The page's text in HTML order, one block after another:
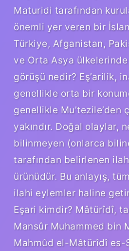
Maturidi tarafından
önemli yer veren bir
Türkiye, Afganistan,
ve Orta Asya ülkelerinde
görüşü nedir? Eş’arilik,
genellikle orta bir
genellikle Mu’tezile’den
yakındır. Doğal olaylar,
bilinmeyen (onlarca
tarafından belirlenen
ürünüdür. Bu anlayış,
ilahi eylemler haline
Eşari kimdir? Mâtürîdî,
Mansûr Muhammed bin
Mahmûd el-Mâtürîdî es-